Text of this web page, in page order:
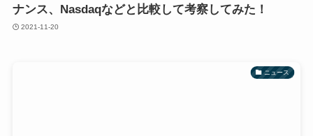
ナンス、Nasdaqなどと比較して考察してみた！
2021-11-20
ニュース